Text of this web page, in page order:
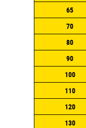
65
70
80
90
100
110
120
130